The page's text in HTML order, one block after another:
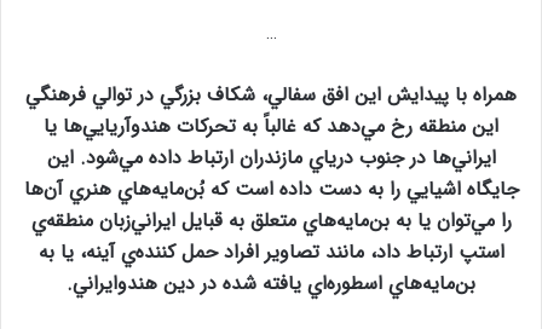
…
همراه با پيدايش اين افق سفالي، شكاف بزرگي در توالي فرهنگي
اين منطقه رخ مي‌دهد كه غالباً به تحركات هندوآريايي‌ها يا
ايراني‌ها در جنوب درياي مازندران ارتباط داده مي‌شود. اين
جايگاه اشيايي را به دست داده است كه بُن‌مايه‌هاي هنري آن‌ها
را مي‌توان يا به بن‌مايه‌هاي متعلق به قبايل ايراني‌زبان منطقه‌ي
استپ ارتباط داد، مانند تصاوير افراد حمل كننده‌ي آينه‌، يا به
بن‌مايه‌هاي اسطوره‌اي يافته شده در دين هندوايراني.